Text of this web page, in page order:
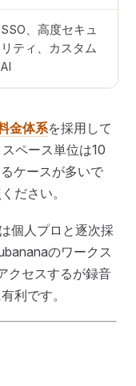
SSO、高度セキュ
リティ、カスタム
AI
金体系を採用して
ペース単位は10
ケースが多いで
ださい。
個人プロと逐次採
のワークス
クセスするが録音
利です。